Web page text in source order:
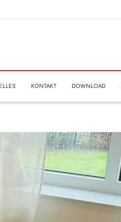
KONTAKT DOWNLOAD